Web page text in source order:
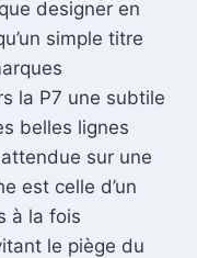
designer en
simple titre
la P7 une subtile
belles lignes
sur une
est celle d’un
à la fois
le piège du